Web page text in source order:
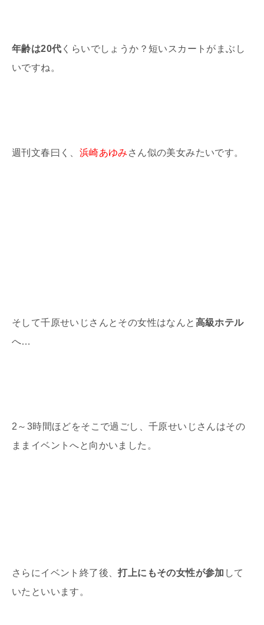
年齢は20代 くらいでしょうか？短いスカートがまぶし
いですね。
週刊文春曰く、 浜崎あゆみ さん似の美女みたいです。
そして千原せいじさんとその女性はなんと 高級ホテル
へ…
2～3時間ほどをそこで過ごし、千原せいじさんはその
ままイベントへと向かいました。
さらにイベント終了後、打上にもその女性が参加 して
いたといいます。